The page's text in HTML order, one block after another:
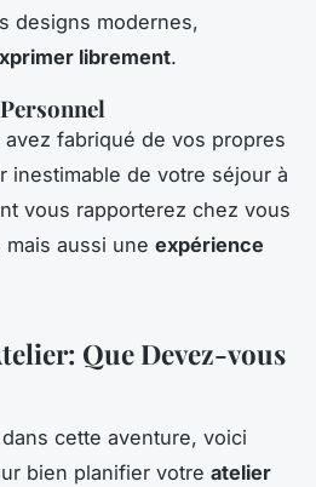
designs modernes,
librement.
fabriqué de vos propres
inestimable de votre séjour à
vous rapporterez chez vous
aussi une expérience
Que Devez-vous
cette aventure, voici
bien planifier votre atelier